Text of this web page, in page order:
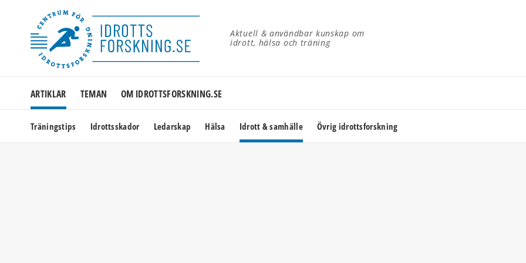
Aktuell & användbar kunskap om
idrott, hälsa och träning
ARTIKLAR TEMAN OM IDROTTSFORSKNING.SE
Träningstips Idrottsskador Ledarskap Hälsa Idrott & samhälle Övrig idrottsforskning